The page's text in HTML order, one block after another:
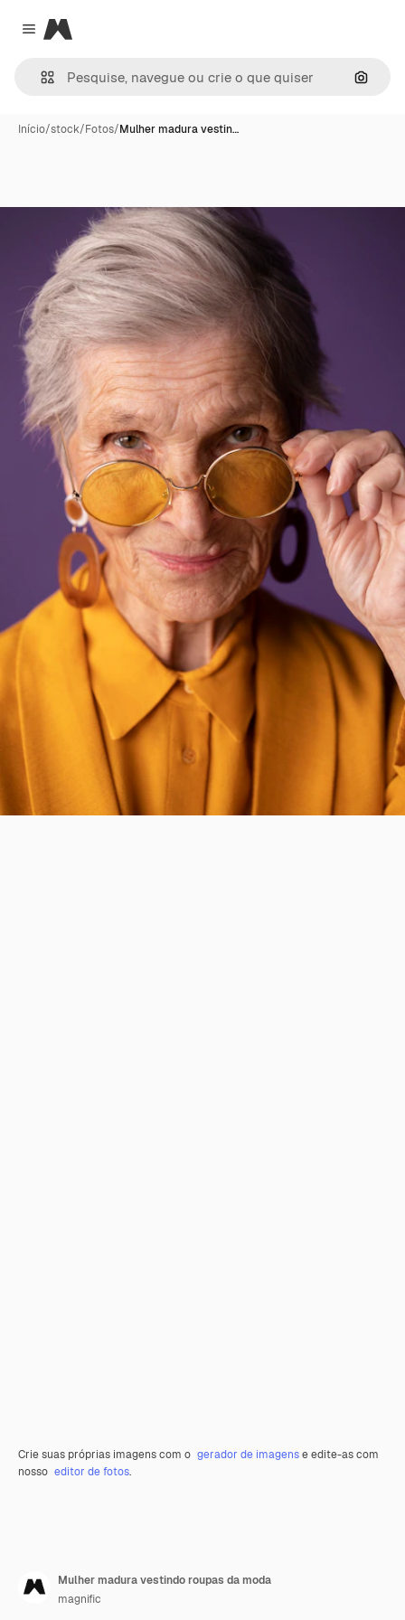
Close menu
Magnific
Início/stock/Fotos/Mulher madura vestin…
Crie suas próprias imagens com o gerador de imagense edite-as com
nosso editor de fotos.
Mulher madura vestindo roupas da moda
magnific